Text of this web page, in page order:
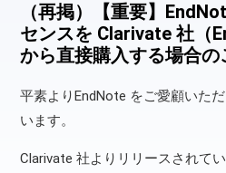
（再掲）【重要】
センスを Clarivate 社（
から直接購入する場合の
平素よりEndNote をご愛顧いた
います。
Clarivate 社よりリリースされて